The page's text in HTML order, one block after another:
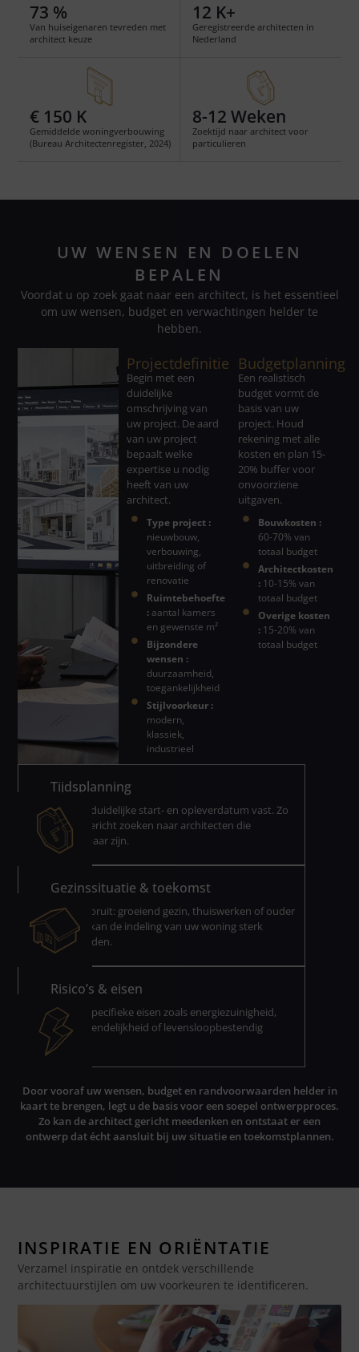
73 %
Van huiseigenaren tevreden met
architect keuze
12 K+
Geregistreerde architecten in
Nederland
€ 150 K
Gemiddelde woningverbouwing
(Bureau Architectenregister, 2024)
8-12 Weken
Zoektijd naar architect voor
particulieren
UW WENSEN EN DOELEN
BEPALEN
Voordat u op zoek gaat naar een architect, is het essentieel
om uw wensen, budget en verwachtingen helder te
hebben.
Projectdefinitie
Begin met een
duidelijke
omschrijving van
uw project. De aard
van uw project
bepaalt welke
expertise u nodig
heeft van uw
architect.
Type project :
nieuwbouw,
verbouwing,
uitbreiding of
renovatie
Ruimtebehoefte
:aantal kamers
en gewenste m²
Bijzondere
wensen :
duurzaamheid,
toegankelijkheid
Stijlvoorkeur :
modern,
klassiek,
industrieel
Budgetplanning
Een realistisch
budget vormt de
basis van uw
project. Houd
rekening met alle
kosten en plan 15-
20% buffer voor
onvoorziene
uitgaven.
Bouwkosten :
60-70% van
totaal budget
Architectkosten
: 10-15% van
totaal budget
Overige kosten
: 15-20% van
totaal budget
Tijdsplanning
Stel een duidelijke start- en opleverdatum vast. Zo
kunt u gericht zoeken naar architecten die
beschikbaar zijn.
Gezinssituatie & toekomst
Denk vooruit: groeiend gezin, thuiswerken of ouder
worden kan de indeling van uw woning sterk
beïnvloeden.
Risico’s & eisen
Noteer specifieke eisen zoals energiezuinigheid,
milieuvriendelijkheid of levensloopbestendig
bouwen.
Door vooraf uw wensen, budget en randvoorwaarden helder in
kaart te brengen, legt u de basis voor een soepel ontwerpproces.
Zo kan de architect gericht meedenken en ontstaat er een
ontwerp dat écht aansluit bij uw situatie en toekomstplannen.
INSPIRATIE EN ORIËNTATIE
Verzamel inspiratie en ontdek verschillende
architectuurstijlen om uw voorkeuren te identificeren.